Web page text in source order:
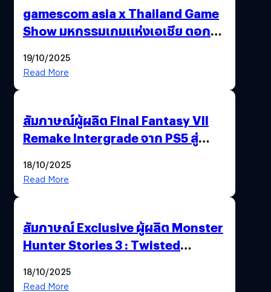
gamescom asia x Thailand Game
Show มหกรรมเกมแห่งเอเชีย ตอกย้ำ
พาณิชย์ร่วมชูความสำเร็จ
19/10/2025
Read More
สัมภาษณ์ผู้ผลิต Final Fantasy VII
Remake Intergrade จาก PS5 สู่
18/10/2025
Read More
สัมภาษณ์ Exclusive ผู้ผลิต Monster
Hunter Stories 3 : Twisted
สวยฉ่ำ !
18/10/2025
Read More